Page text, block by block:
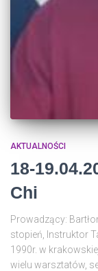
AKTUALNOŚCI
18-
Chi
Prowadzący:
stopień, Instruktor
1990r. w
wielu warsztatów,